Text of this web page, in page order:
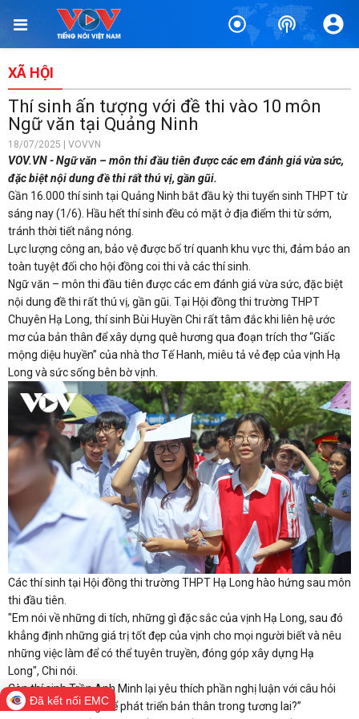
XÃ HỘI
Thí sinh ấn tượng với đề thi vào 10 môn
Ngữ văn tại Quảng Ninh
18/07/2025 | VOVVN
VOV.VN - Ngữ văn – môn thi đầu tiên được các em đánh giá vừa sức,
đặc biệt nội dung đề thi rất thú vị, gần gũi.
Gần 16.000 thí sinh tại Quảng Ninh bắt đầu kỳ thi tuyển sinh THPT từ
sáng nay (1/6). Hầu hết thí sinh đều có mặt ở địa điểm thi từ sớm,
tránh thời tiết nắng nóng.
Lực lượng công an, bảo vệ được bố trí quanh khu vực thi, đảm bảo an
toàn tuyệt đối cho hội đồng coi thi và các thí sinh.
Ngữ văn – môn thi đầu tiên được các em đánh giá vừa sức, đặc biệt
nội dung đề thi rất thú vị, gần gũi. Tại Hội đồng thi trường THPT
Chuyên Hạ Long, thí sinh Bùi Huyền Chi rất tâm đắc khi liên hệ ước
mơ của bản thân để xây dựng quê hương qua đoạn trích thơ “Giấc
mộng diệu huyền” của nhà thơ Tế Hanh, miêu tả vẻ đẹp của vịnh Hạ
Long và sức sống bên bờ vịnh.
Các thí sinh tại Hội đồng thi trường THPT Hạ Long hào hứng sau môn
thi đầu tiên.
"Em nói về những di tích, những gì đặc sắc của vịnh Hạ Long, sau đó
khẳng định những giá trị tốt đẹp của vịnh cho mọi người biết và nêu
những việc làm để có thể tuyên truyền, đóng góp xây dựng Hạ
Long", Chi nói.
Còn thí sinh Trần Anh Minh lại yêu thích phần nghị luận với câu hỏi
“Tuổi trẻ cần làm gì để phát triển bản thân trong tương lai?”
Đã kết nối EMC